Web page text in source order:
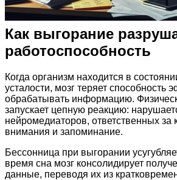
Как выгорание
работоспособность
Когда организм находится в
усталости, мозг теряет способность
обрабатывать информацию.
запускает цепную реакцию:
нейромедиаторов, ответственных за
внимания и запоминание.
Бессонница при выгорании
время сна мозг консолидирует
данные, переводя их из